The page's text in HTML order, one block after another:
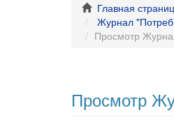
Главная
Журнал
Просмотр
Просмотр